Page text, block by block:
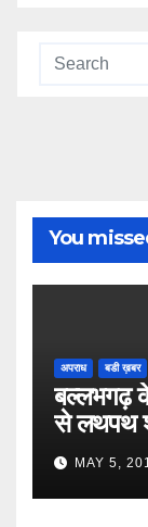
You
अपराध बडी ख़बर
बल्लभगढ़
से लथपथ
MAY 5,